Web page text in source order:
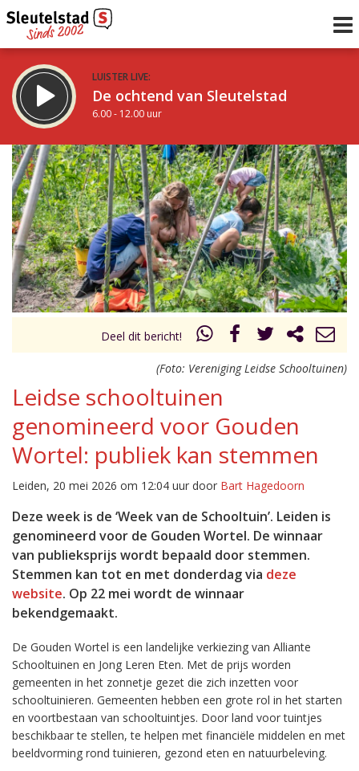
LUISTER LIVE:
De ochtend van Sleutelstad
6.00 - 12.00 uur
STRAKS:
De middag van Sleutelstad
12.00 - 18.00 uur
Vorig uur
uur 1 van 0 Volgend uur
Inklappen
Deel dit bericht!
(Foto: Vereniging Leidse Schooltuinen)
Leidse schooltuinen
genomineerd voor Gouden
Wortel: publiek kan stemmen
Leiden, 20 mei 2026 om 12:04 uur door Bart Hagedoorn
Deze week is de ‘Week van de Schooltuin’. Leiden is
genomineerd voor de Gouden Wortel. De winnaar
van publieksprijs wordt bepaald door stemmen.
Stemmen kan tot en met donderdag via deze
website. Op 22 mei wordt de winnaar
bekendgemaakt.
De Gouden Wortel is een landelijke verkiezing van Alliante
Schooltuinen en Jong Leren Eten. Met de prijs worden
gemeenten in het zonnetje gezet die zich inzetten voor
schooltuinieren. Gemeenten hebben een grote rol in het starten
en voortbestaan van schooltuintjes. Door land voor tuintjes
beschikbaar te stellen, te helpen met financiële middelen en met
beeldvorming rond tuinieren, gezond eten en natuurbeleving.